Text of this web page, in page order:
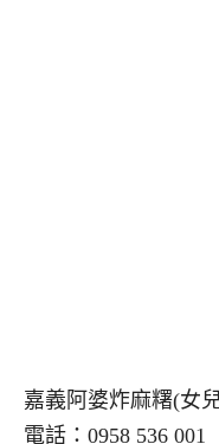
嘉義阿婆炸麻糬(女
電話：0958 536 001